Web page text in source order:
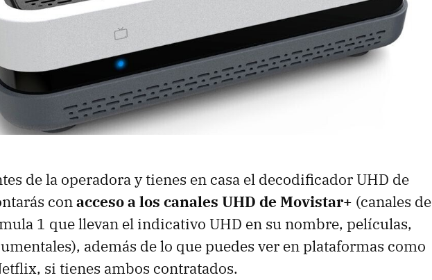
de la operadora y tienes en casa el decodificador UHD de
conacceso a los canales UHD de Movistar+ (canales de
1 que llevan el indicativo UHD en su nombre, películas,
además de lo que puedes ver en plataformas como
si tienes ambos contratados.